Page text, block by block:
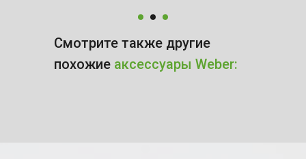
Смотрите также другие
похожие аксессуары Weber: